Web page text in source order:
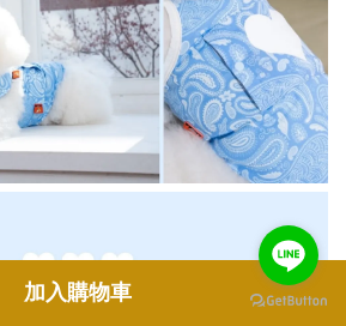
加入購物車